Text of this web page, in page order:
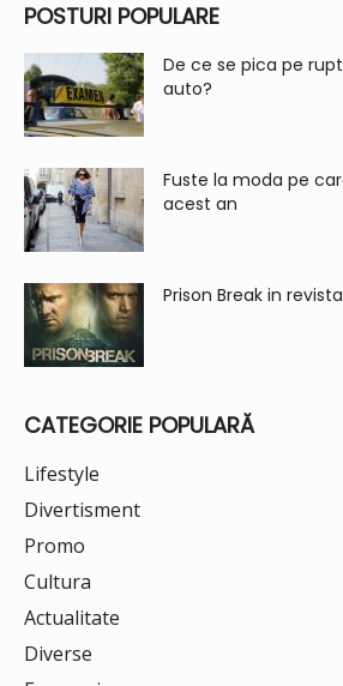
POSTURI POPULARE
De ce se pica pe
auto?
Fuste la moda pe
acest an
Prison Break in
CATEGORIE POPULARĂ
Lifestyle
Divertisment
Promo
Cultura
Actualitate
Diverse